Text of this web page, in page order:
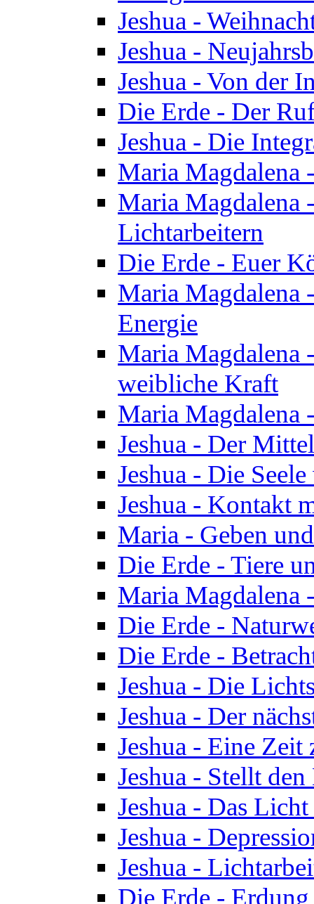
Jeshua -
Jeshua -
Jeshua - Von der
Die Erde - Der
Jeshua - Die
Maria Magdalena
Maria Magdalena
Lichtarbeitern
Die Erde - Euer
Maria Magdalena
Energie
Maria Magdalena
weibliche Kraft
Maria Magdalena
Jeshua - Der
Jeshua - Die
Jeshua - Kontakt
Maria - Geben
Die Erde - Tiere
Maria Magdalena
Die Erde -
Die Erde -
Jeshua - Die
Jeshua - Der
Jeshua - Eine Zeit
Jeshua - Stellt
Jeshua - Das
Jeshua -
Jeshua -
Die Erde -